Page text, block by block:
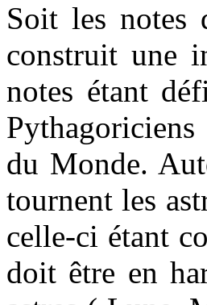
Soit les notes
construit une
notes étant
du Monde.
tournent les
celle-ci étant
doit être en